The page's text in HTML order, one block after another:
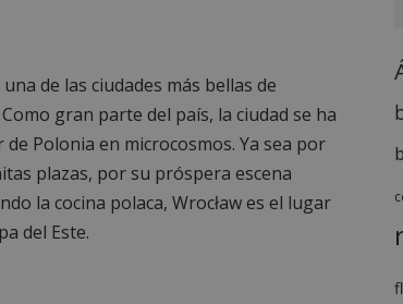
de las ciudades más bellas de
Como gran parte del país, la ciudad se ha
Polonia en microcosmos. Ya sea por
plazas, por su próspera escena
la cocina polaca, Wrocław es el lugar
del Este.